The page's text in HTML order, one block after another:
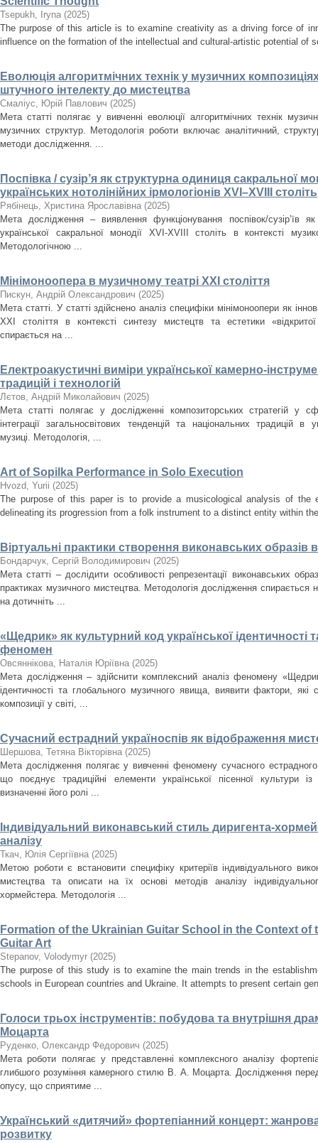
Tsepukh, Iryna (2025)
The purpose of this article is to examine creativity as a driving force of
influence on the formation of the intellectual and cultural-artistic potential of
Еволюція алгоритмічних технік у музичних
штучного інтелекту до мистецтва
Смаліус, Юрій Павлович (2025)
Мета статті полягає у вивченні еволюції алгоритмічних технік
музичних структур. Методологія роботи включає аналітичний,
методи дослідження. ...
Поспівка / сузір’я як структурна одиниця сакральної
українських нотолінійних ірмологіонів XVI–XVIII століть
Рябінець, Христина Ярославівна (2025)
Мета дослідження – виявлення функціонування поспівок/сузір’їв
української сакральної монодії XVI-XVIII cтоліть в контексті
Методологічною ...
Мінімоноопера в музичному театрі ХХІ століття
Пискун, Андрій Олександрович (2025)
Мета статті. У статті здійснено аналіз специфіки мінімоноопери як
ХХІ століття в контексті синтезу мистецтв та естетики
спирається на ...
Електроакустичні виміри української камерно-
традицій і технологій
Лєтов, Андрій Миколайович (2025)
Мета статті полягає у дослідженні композиторських стратегій у
інтеграції загальносвітових тенденцій та національних традицій в
музиці. Методологія, ...
Art of Sopilka Performance in Solo Execution
Нvozd, Yurii (2025)
The purpose of this paper is to provide a musicological analysis of the
delineating its progression from a folk instrument to a distinct entity within
Віртуальні практики створення виконавських образів
Бондарчук, Сергій Володимирович (2025)
Мета статті – дослідити особливості репрезентації виконавських
практиках музичного мистецтва. Методологія дослідження спирається
на дотичніть ...
«Щедрик» як культурний код української ідентичності
феномен
Овсяннікова, Наталія Юріївна (2025)
Мета дослідження – здійснити комплексний аналіз феномену
ідентичності та глобального музичного явища, виявити фактори,
композиції у світі, ...
Сучасний естрадний україноспів як відображення
Шершова, Тетяна Вікторівна (2025)
Мета дослідження полягає у вивченні феномену сучасного
що поєднує традиційні елементи української пісенної культури
визначенні його ролі ...
Індивідуальний виконавський стиль диригента-
аналізу
Ткач, Юлія Сергіївна (2025)
Метою роботи є встановити специфіку критеріїв індивідуального
мистецтва та описати на їх основі методів аналізу
хормейстера. Методологія ...
Formation of the Ukrainian Guitar School in the Context of
Guitar Art
Stepanov, Volodymyr (2025)
The purpose of this study is to examine the main trends in the
schools in European countries and Ukraine. It attempts to present certain
Голоси трьох інструментів: побудова та внутрішня
Моцарта
Руденко, Олександр Федорович (2025)
Мета роботи полягає у представленні комплексного аналізу
глибшого розуміння камерного стилю В. А. Моцарта. Дослідження
опусу, що сприятиме ...
Український «дитячий» фортепіанний концерт:
розвитку